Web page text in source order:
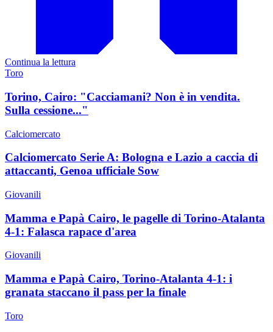
Continua la lettura
Toro
Torino, Cairo: "Cacciamani? Non è in vendita.
Sulla cessione..."
Calciomercato
Calciomercato Serie A: Bologna e Lazio a caccia di
attaccanti, Genoa ufficiale Sow
Giovanili
Mamma e Papà Cairo, le pagelle di Torino-Atalanta
4-1: Falasca rapace d'area
Giovanili
Mamma e Papà Cairo, Torino-Atalanta 4-1: i
granata staccano il pass per la finale
Toro